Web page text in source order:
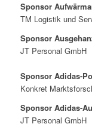
Sponsor
TM Logistik und
Sponsor
JT Personal GmbH
Sponsor Adidas-
Konkret
Sponsor Adidas-
JT Personal GmbH